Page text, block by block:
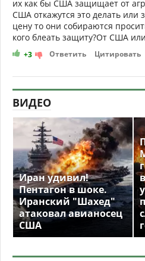
их как бы США защищает от
США откажутся это делать или
цену то они собираются
кого блеать защиту?От США
+3 Ответить Цитировать
ВИДЕО
Иран удивил!
Пентагон в шоке.
Иранский "Шахед"
атаковал авианосец
США